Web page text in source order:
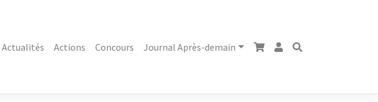
Actualités Actions Concours Journal Après-demain